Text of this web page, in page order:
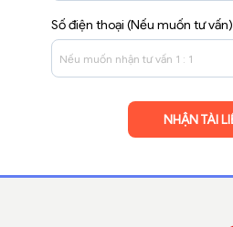
Số điện thoại (Nếu muốn tư vấn)